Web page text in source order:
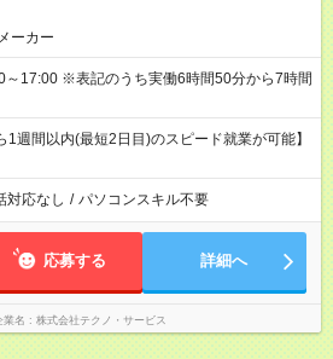
ーカー
6時間50分から7時間
1週間以内(最短2日目)のスピード就業が可能】
対応なし / パソコンスキル不要
応募する 詳細へ
業名 株式会社テクノ・サービス